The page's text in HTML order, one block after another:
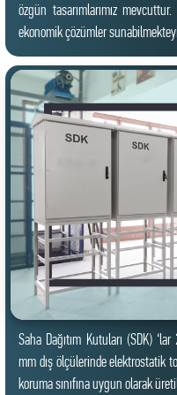
özgün tasarımlarımız
ekonomik çözümler
Saha Dağıtım Kutuları (SDK)
mm dış ölçülerinde elektrostatik
koruma sınıfına uygun olarak